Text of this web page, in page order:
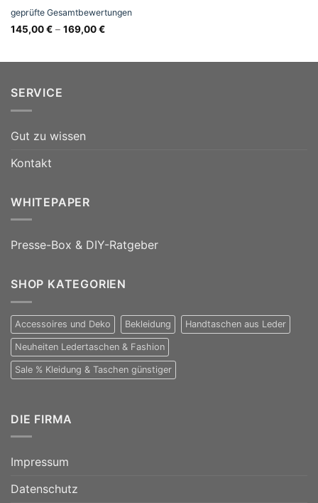
Bewertet
mit
5
geprüfte Gesamtbewertungen
145,00€– 169,00€
SERVICE
Gut zu wissen
Kontakt
WHITEPAPER
Presse-Box & DIY-Ratgeber
SHOP KATEGORIEN
Accessoires und Deko Bekleidung Handtaschen aus Leder
Neuheiten Ledertaschen & Fashion
Sale % Kleidung & Taschen günstiger
DIE FIRMA
Impressum
Datenschutz